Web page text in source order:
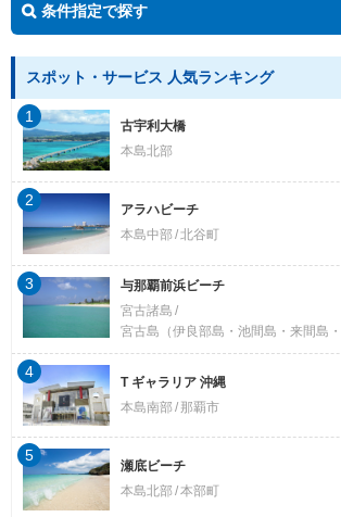
条件指定で探す
スポット・サービス 人気ランキング
古宇利大橋
本島北部
1
アラハビーチ
本島中部 北谷町
2
与那覇前浜ビーチ
宮古諸島
宮古島（伊良部島・池間島・来間島・
3
T ギャラリア 沖縄
本島南部
那覇市
4
瀬底ビーチ
本島北部 本部町
5